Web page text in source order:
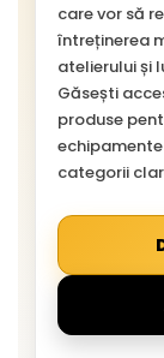
care vor să
întreținerea
atelierului și
Găsești
produse
categorii